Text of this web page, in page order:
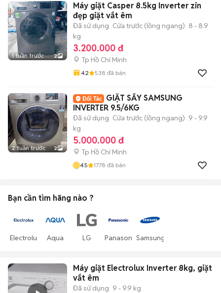
1 tuần trước 2
Máy giặt Casper 8.5kg Inverter zin
đẹp giặt vắt êm
Đã sử dụng Cửa trước (lồng ngang) 8 - 8.9
kg
3.200.000 đ
Tp Hồ Chí Minh
4.2 538 đã bán
2 tuần trước 2
GIẶT SẤY SAMSUNG
INVERTER 9.5/6KG
Đã sử dụng Cửa trước (lồng ngang) 9 - 9.9
kg
5.000.000 đ
Tp Hồ Chí Minh
4.5 1778 đã bán
Bạn cần tìm hãng nào ?
Electrolux Aqua LG PanasonicSamsung
Máy giặt Electrolux Inverter 8kg, giặt
vắt êm
Đã sử dụng 9 - 9.9 kg